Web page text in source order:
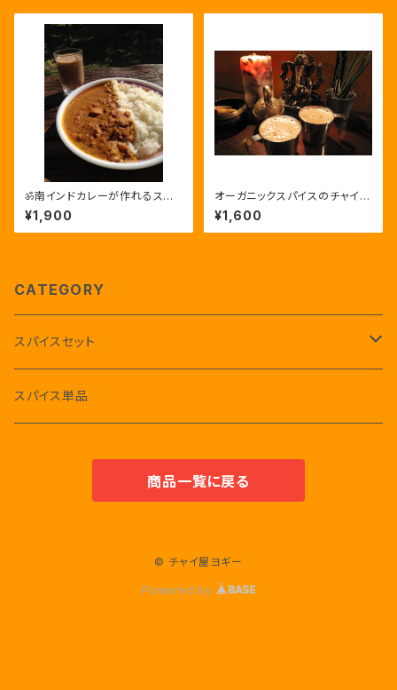
ॐ南インドカレーが作れるスパ
イスセット【おうちでヨギーカレ
ーセット】
¥1,900
オーガニックスパイスのチャイセ
ット10杯分【チャイ屋ヨギーのチ
ャイスパイスセット】
¥1,600
CATEGORY
スパイスセット
辛さなし
スパイス単品
商品一覧に戻る
© チャイ屋ヨギー
Powered by